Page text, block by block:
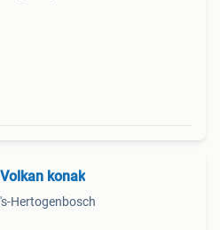
Volkan konak
's-Hertogenbosch